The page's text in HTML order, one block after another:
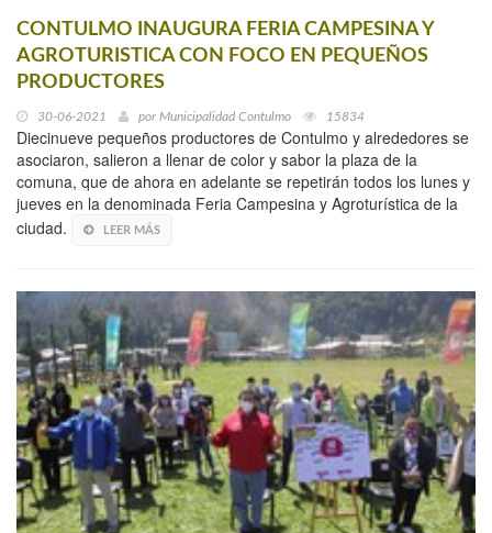
CONTULMO INAUGURA FERIA CAMPESINA Y
AGROTURISTICA CON FOCO EN PEQUEÑOS
PRODUCTORES
30-06-2021 por Municipalidad Contulmo 15834
Diecinueve pequeños productores de Contulmo y alrededores se
asociaron, salieron a llenar de color y sabor la plaza de la
comuna, que de ahora en adelante se repetirán todos los lunes y
jueves en la denominada Feria Campesina y Agroturística de la
ciudad.
LEER MÁS